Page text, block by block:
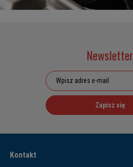
Newsletter
Zapisz się
Kontakt